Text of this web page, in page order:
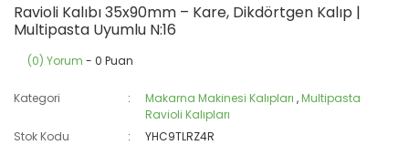
Ravioli Kalıbı 35x90mm – Kare, Dikdörtgen Kalıp |
Multipasta Uyumlu N:16
(0) Yorum - 0 Puan
Kategori Makarna Makinesi Kalıpları ,Multipasta
Ravioli Kalıpları
Stok Kodu
YHC9TLRZ4R